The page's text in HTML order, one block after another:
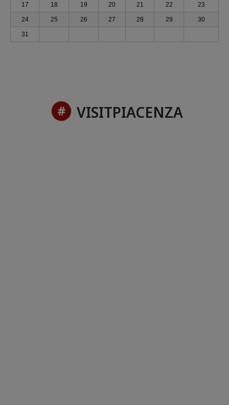
17 18 19 20 21 22 23
24 25 26 27 28 29 30
31
VISITPIACENZA